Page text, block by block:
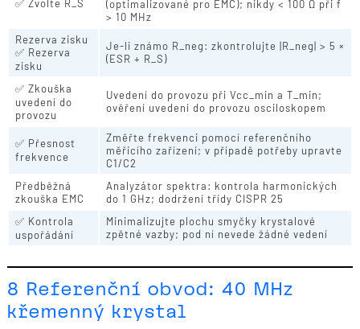
✅ Zvolte R_S
(optimalizované pro EMC); nikdy < 100 Ω při f
> 10 MHz
Rezerva zisku
✅ Rezerva
zisku
Je-li známo R_neg: zkontrolujte |R_neg| > 5 ×
(ESR + R_S)
✅ Zkouška
uvedení do
provozu
Uvedení do provozu při Vcc_min a T_min;
ověření uvedení do provozu osciloskopem
✅ Přesnost
frekvence
Změřte frekvenci pomocí referenčního
měřicího zařízení; v případě potřeby upravte
C1/C2
Předběžná
zkouška EMC
Analyzátor spektra: kontrola harmonických
do 1 GHz; dodržení třídy CISPR 25
✅ Kontrola
uspořádání
Minimalizujte plochu smyčky krystalové
zpětné vazby; pod ní nevede žádné vedení
8 Referenční obvod: 40 MHz
křemenný krystal